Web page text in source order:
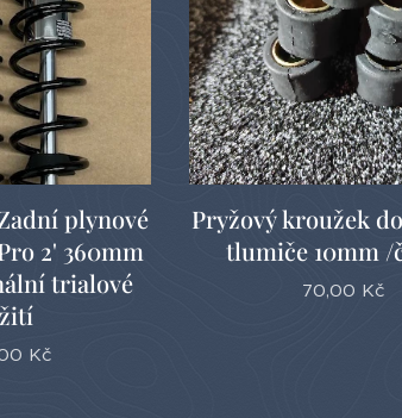
plynové
2' 360mm
trialové
Kč
Pryžový kroužek
tlumiče 10mm /
70,00 Kč